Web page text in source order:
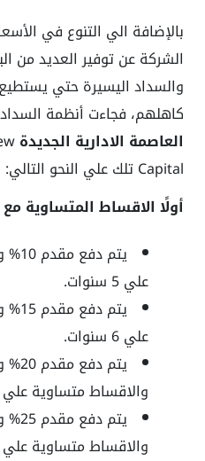
بالإضافة الي التنوع في
الشركة عن توفير العديد من
والسداد اليسيرة حتي
كاهلهم، فجاءت أنظمة
العاصمة الادارية الجديدة
Capital تلك علي النحو التالي:
أولًا الاقساط المتساوية مع
يتم
علي 5 سنوات.
يتم
علي 6 سنوات.
والاقساط متساوية علي 8 سنوات.
والاقساط متساوية علي 10 سنوات.